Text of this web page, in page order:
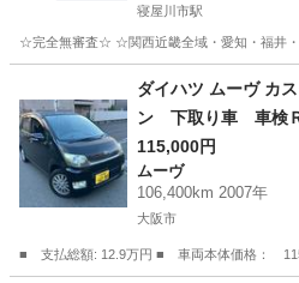
寝屋川市駅
☆完全無審査☆ ☆関西近畿全域・愛知・福
寝屋川市駅 ムーヴ
ダイハツ ムーヴ カ
ン 下取り車 車検
Ｄヘッドライト 純
トキー ウインカー
アコン （検10.8）
115,000円
ムーヴ
106,400km 2007年
大阪市
■ 支払総額: 12.9万円 ■ 車両本体価格：